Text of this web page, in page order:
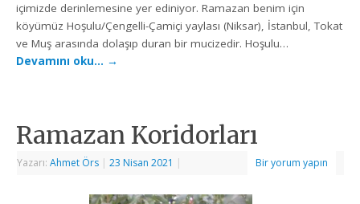
içimizde derinlemesine yer ediniyor. Ramazan benim için
köyümüz Hoşulu/Çengelli-Çamiçi yaylası (Niksar), İstanbul, Tokat
ve Muş arasında dolaşıp duran bir mucizedir. Hoşulu…
Devamını oku… →
Ramazan Koridorları
Yazarı:Ahmet Örs | 23 Nisan 2021 | Bir yorum yapın